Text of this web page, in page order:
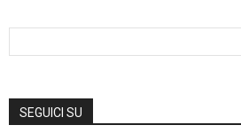
SEGUICI SU